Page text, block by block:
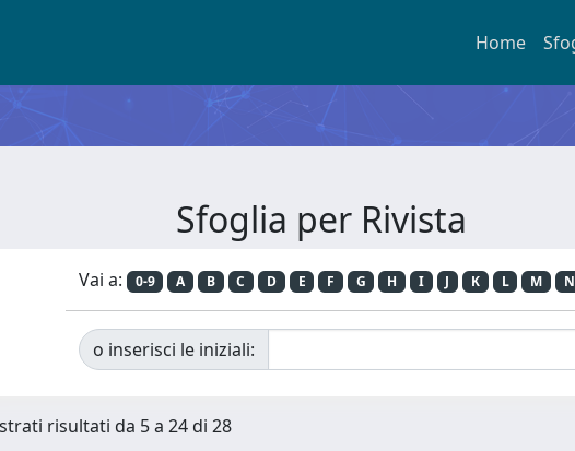
Home
Sfoglia per Rivista
Vai a: 0-9 A B C D E F G H I J K L M N
o inserisci le iniziali:
risultati da 5 a 24 di 28